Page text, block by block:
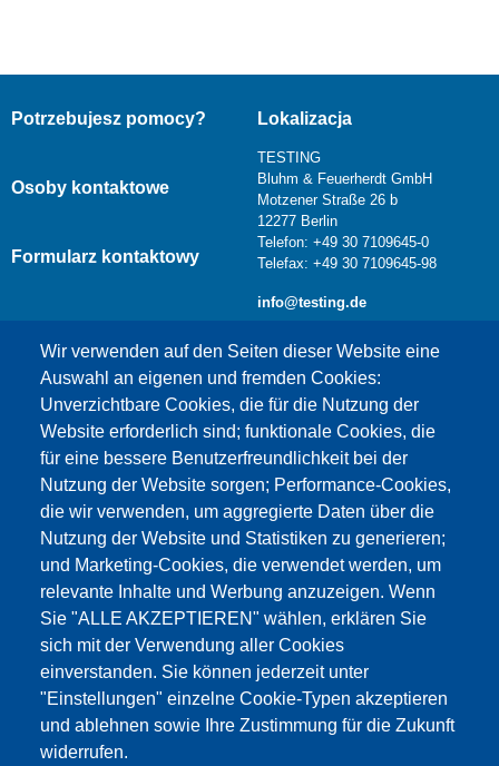
Wir verwenden auf den Seiten dieser Website eine
Auswahl an eigenen und fremden Cookies:
Unverzichtbare Cookies, die für die Nutzung der
Website erforderlich sind; funktionale Cookies, die
für eine bessere Benutzerfreundlichkeit bei der
Nutzung der Website sorgen; Performance-Cookies,
die wir verwenden, um aggregierte Daten über die
Nutzung der Website und Statistiken zu generieren;
und Marketing-Cookies, die verwendet werden, um
relevante Inhalte und Werbung anzuzeigen. Wenn
Sie "ALLE AKZEPTIEREN" wählen, erklären Sie
sich mit der Verwendung aller Cookies
einverstanden. Sie können jederzeit unter
"Einstellungen" einzelne Cookie-Typen akzeptieren
und ablehnen sowie Ihre Zustimmung für die Zukunft
widerrufen.
Potrzebujesz pomocy?
Osoby kontaktowe
Formularz kontaktowy
Lokalizacja
TESTING
Bluhm & Feuerherdt GmbH
Motzener Straße 26 b
12277 Berlin
Telefon: +49 30 7109645-0
Telefax: +49 30 7109645-98
info@testing.de
Dieser Inhalt ist blockiert, da die Google Maps
Cookies nicht akzeptiert wurden.
NUR DIE GOOGLE MAPS COOKIES
AKZEPTIEREN.
Alle Cookies akzeptieren